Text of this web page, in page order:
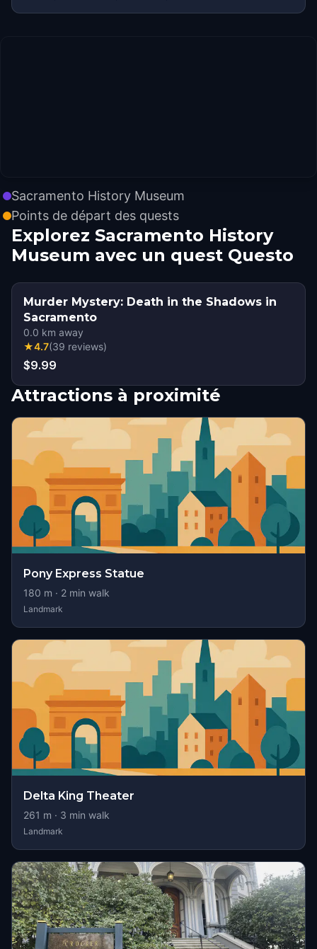
Sacramento History Museum
Points de départ des quests
Explorez Sacramento History
Museum avec un quest Questo
Murder Mystery: Death in the Shadows in
Sacramento
0.0 km away
★4.7(39 reviews)
$9.99
Attractions à proximité
Pony Express Statue
180 m · 2 min walk
Landmark
Delta King Theater
261 m · 3 min walk
Landmark